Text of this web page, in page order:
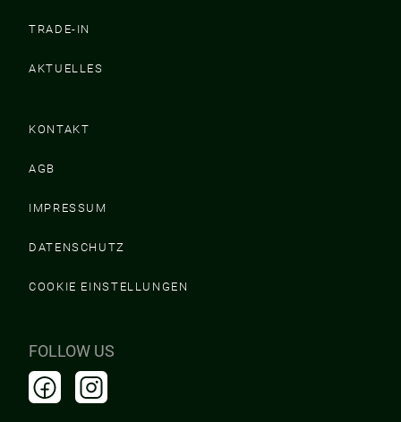
TRADE-IN
AKTUELLES
KONTAKT
AGB
IMPRESSUM
DATENSCHUTZ
COOKIE EINSTELLUNGEN
FOLLOW US